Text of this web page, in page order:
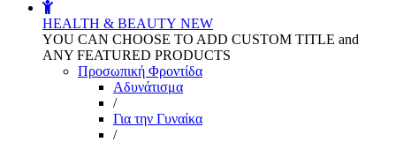
HEALTH & BEAUTY NEW
YOU CAN CHOOSE TO ADD CUSTOM TITLE and
ANY FEATURED PRODUCTS
Προσωπική Φροντίδα
Αδυνάτισμα
/
Για την Γυναίκα
/